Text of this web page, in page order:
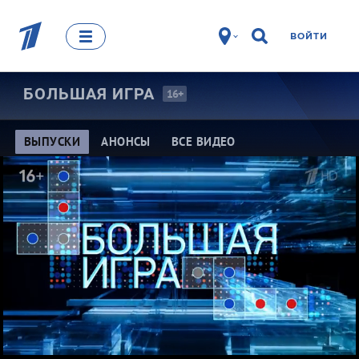
ВОЙТИ
БОЛЬШАЯ ИГРА 16+
ВЫПУСКИ АНОНСЫ ВСЕ ВИДЕО